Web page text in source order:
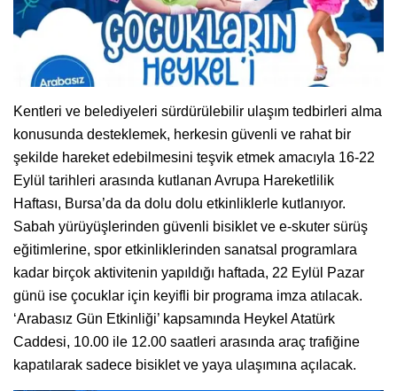
Kentleri ve belediyeleri sürdürülebilir ulaşım tedbirleri alma
konusunda desteklemek, herkesin güvenli ve rahat bir
şekilde hareket edebilmesini teşvik etmek amacıyla 16-22
Eylül tarihleri arasında kutlanan Avrupa Hareketlilik
Haftası, Bursa’da da dolu dolu etkinliklerle kutlanıyor.
Sabah yürüyüşlerinden güvenli bisiklet ve e-skuter sürüş
eğitimlerine, spor etkinliklerinden sanatsal programlara
kadar birçok aktivitenin yapıldığı haftada, 22 Eylül Pazar
günü ise çocuklar için keyifli bir programa imza atılacak.
‘Arabasız Gün Etkinliği’ kapsamında Heykel Atatürk
Caddesi, 10.00 ile 12.00 saatleri arasında araç trafiğine
kapatılarak sadece bisiklet ve yaya ulaşımına açılacak.